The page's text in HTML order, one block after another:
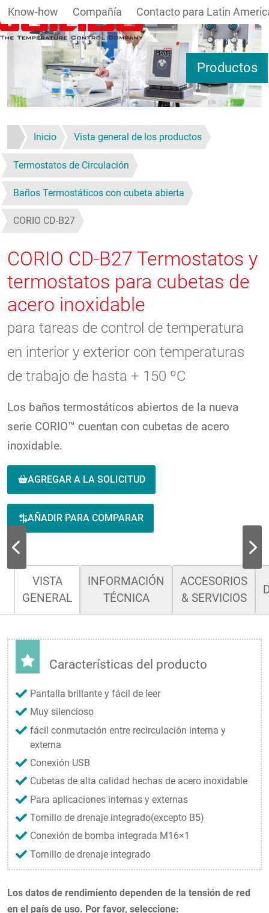
Pasar al contenido principal
Productos
Know-how Compañía Contacto para Latin
Inicio Vista general de los productos
Termostatos de Circulación
Baños Termostáticos con cubeta abierta
CORIO CD-B27
CORIO CD-B27 Termostatos y
termostatos para cubetas de
acero inoxidable
para tareas de control de temperatura
en interior y exterior con temperaturas
de trabajo de hasta + 150 ºC
Los baños termostáticos abiertos de la nueva
serie CORIO™ cuentan con cubetas de acero
inoxidable.
AGREGAR A LA SOLICITUD
AÑADIR PARA COMPARAR
VISTA
GENERAL
INFORMACIÓN
TÉCNICA
ACCESORIOS
& SERVICIOS
Los datos de rendimiento dependen de la tensión de red
en el país de uso. Por favor, seleccione:
Características del producto
Pantalla brillante y fácil de leer
Muy silencioso
fácil conmutación entre recirculación interna y
externa
Conexión USB
Cubetas de alta calidad hechas de acero inoxidable
Para aplicaciones internas y externas
Tornillo de drenaje integrado(excepto B5)
Conexión de bomba integrada M16×1
Tornillo de drenaje integrado